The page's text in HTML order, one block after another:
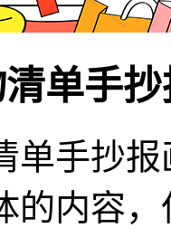
手抄
手抄报
的内容